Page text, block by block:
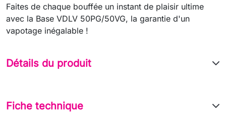
Faites de chaque bouffée un instant de plaisir ultime
avec la Base VDLV 50PG/50VG, la garantie d'un
vapotage inégalable !
Détails du produit
Fiche technique